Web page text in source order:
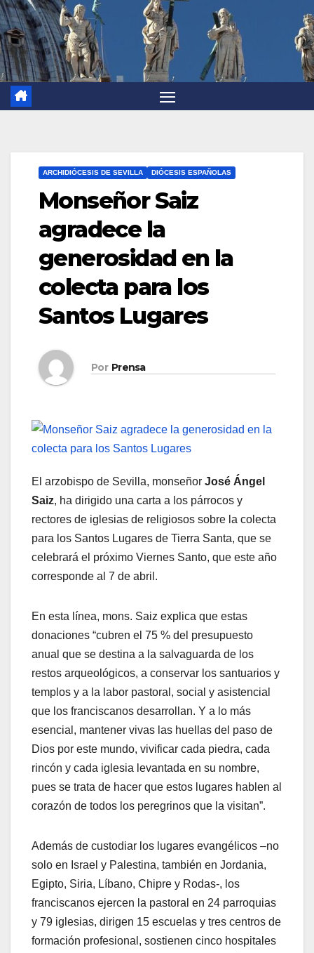
ARCHIDIÓCESIS DE SEVILLA DIÓCESIS ESPAÑOLAS
Monseñor Saiz
agradece la
generosidad en la
colecta para los
Santos Lugares
Por Prensa
El arzobispo de Sevilla, monseñor José Ángel
Saiz, ha dirigido una carta a los párrocos y
rectores de iglesias de religiosos sobre la colecta
para los Santos Lugares de Tierra Santa, que se
celebrará el próximo Viernes Santo, que este año
corresponde al 7 de abril.
En esta línea, mons. Saiz explica que estas
donaciones “cubren el 75 % del presupuesto
anual que se destina a la salvaguarda de los
restos arqueológicos, a conservar los santuarios y
templos y a la labor pastoral, social y asistencial
que los franciscanos desarrollan. Y a lo más
esencial, mantener vivas las huellas del paso de
Dios por este mundo, vivificar cada piedra, cada
rincón y cada iglesia levantada en su nombre,
pues se trata de hacer que estos lugares hablen al
corazón de todos los peregrinos que la visitan”.
Además de custodiar los lugares evangélicos –no
solo en Israel y Palestina, también en Jordania,
Egipto, Siria, Líbano, Chipre y Rodas-, los
franciscanos ejercen la pastoral en 24 parroquias
y 79 iglesias, dirigen 15 escuelas y tres centros de
formación profesional, sostienen cinco hospitales